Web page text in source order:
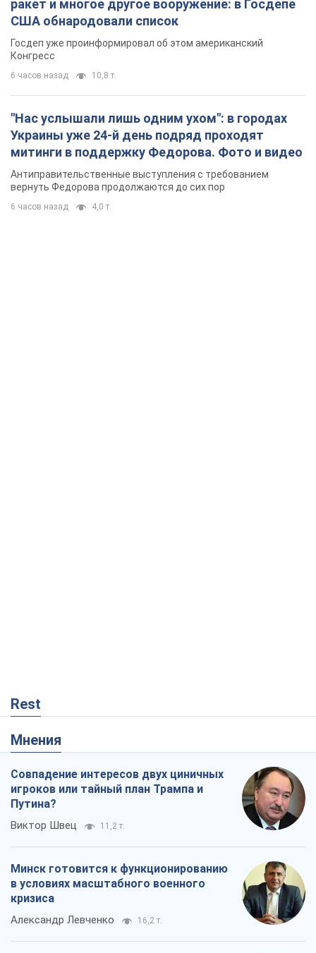
ракет и многое другое вооружение: в Госдепе
США обнародовали список
Госдеп уже проинформировал об этом американский
Конгресс
6 часов назад 10,8 т.
"Нас услышали лишь одним ухом": в городах
Украины уже 24-й день подряд проходят
митинги в поддержку Федорова. Фото и видео
Антиправительственные выступления с требованием
вернуть Федорова продолжаются до сих пор
6 часов назад 4,0 т.
Rest
Мнения
Совпадение интересов двух циничных
игроков или тайный план Трампа и
Путина?
Виктор Швец 11,2 т.
Минск готовится к функционированию
в условиях масштабного военного
кризиса
Александр Левченко 16,2 т.